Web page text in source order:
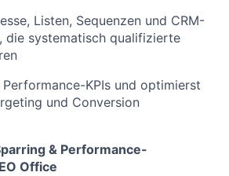
Listen, Sequenzen und CRM-
die systematisch qualifizierte
KPIs und optimierst
und Conversion
& Performance-
Office